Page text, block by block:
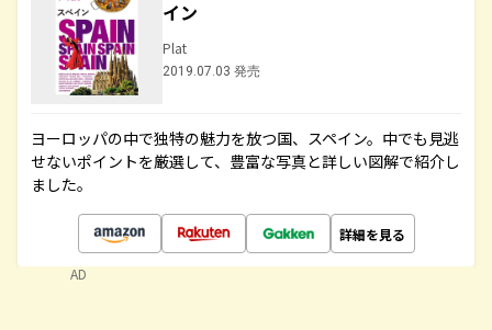
イン
Plat
2019.07.03 発売
ヨーロッパの中で独特の魅力を放つ国、スペイン。中でも見逃
せないポイントを厳選して、豊富な写真と詳しい図解で紹介し
ました。
詳細を見る
AD